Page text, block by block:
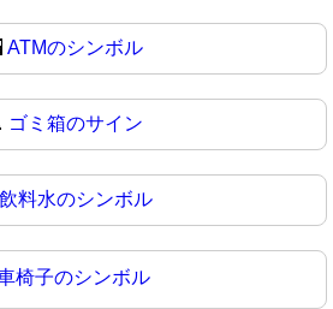
ATMのシンボル
ゴミ箱のサイン
飲料水のシンボル
椅子のシンボル